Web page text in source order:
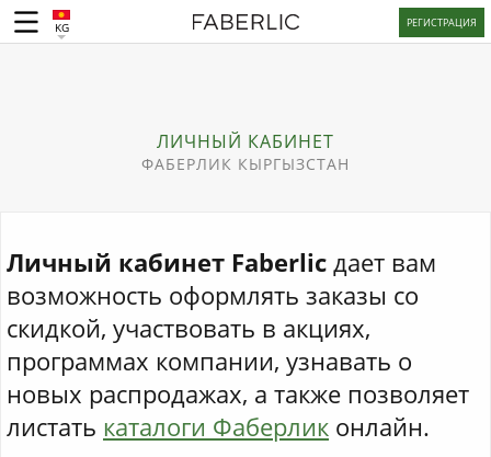
KG РЕГИСТРАЦИЯ
ЛИЧНЫЙ КАБИНЕТ
ФАБЕРЛИК КЫРГЫЗСТАН
Личный кабинет Faberlic дает вам
возможность оформлять заказы со
скидкой, участвовать в акциях,
программах компании, узнавать о
новых распродажах, а также позволяет
листать каталоги Фаберлик онлайн.